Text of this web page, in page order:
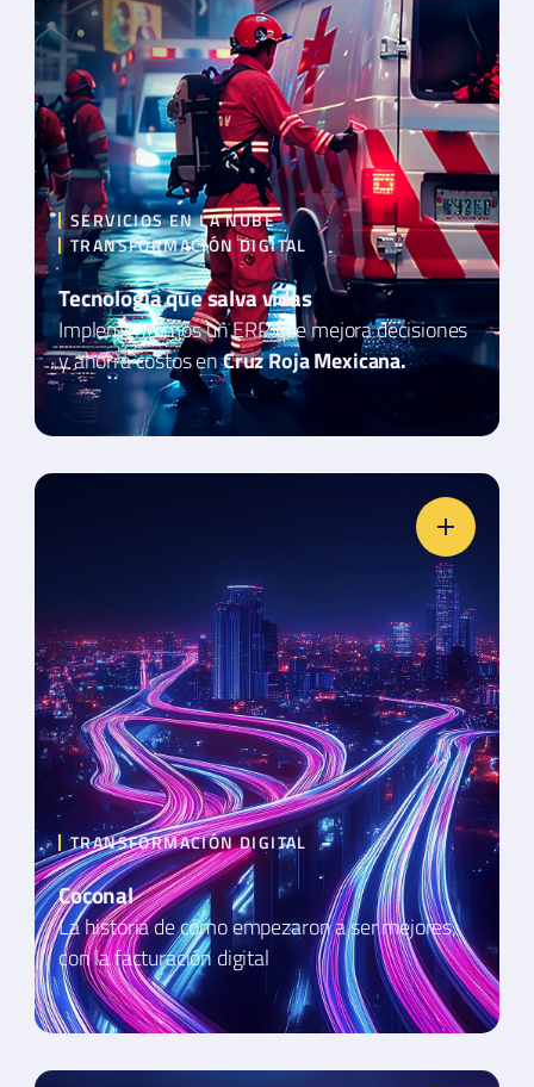
SERVICIOS EN LA NUBE
TRANSFORMACIÓN DIGITAL
Tecnología que salva vidas
Implementamos un ERP que mejora decisiones
y ahorra costos enCruz Roja Mexicana.
TRANSFORMACIÓN DIGITAL
Coconal
La historia de cómo empezaron a ser mejores,
con la facturación digital